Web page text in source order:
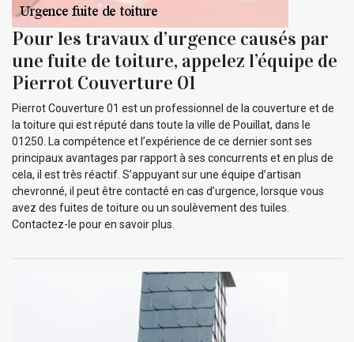
Pour les travaux d’urgence causés par
une fuite de toiture, appelez l’équipe de
Pierrot Couverture 01
Pierrot Couverture 01 est un professionnel de la couverture et de
la toiture qui est réputé dans toute la ville de Pouillat, dans le
01250. La compétence et l’expérience de ce dernier sont ses
principaux avantages par rapport à ses concurrents et en plus de
cela, il est très réactif. S’appuyant sur une équipe d’artisan
chevronné, il peut être contacté en cas d’urgence, lorsque vous
avez des fuites de toiture ou un soulèvement des tuiles.
Contactez-le pour en savoir plus.